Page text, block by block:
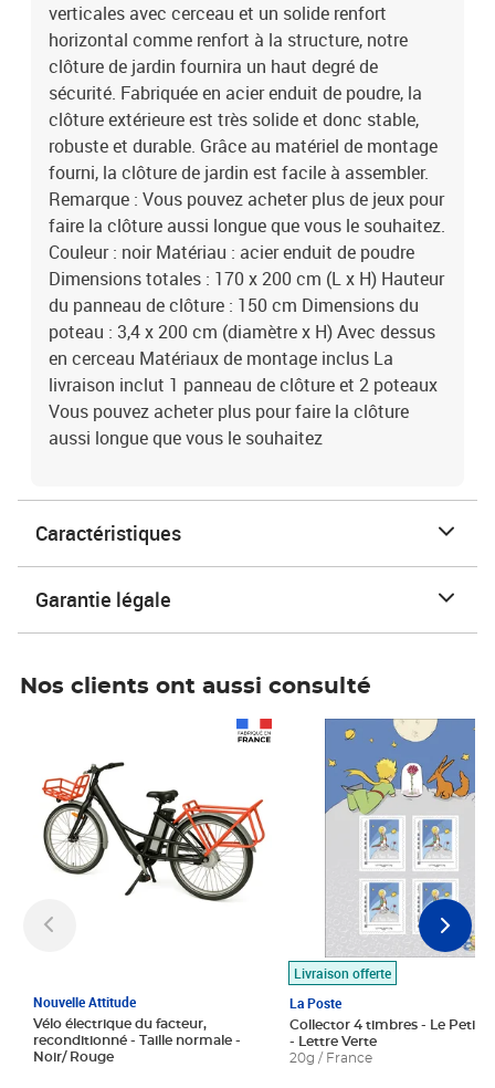
verticales avec cerceau et un solide renfort
horizontal comme renfort à la structure, notre
clôture de jardin fournira un haut degré de
sécurité. Fabriquée en acier enduit de poudre, la
clôture extérieure est très solide et donc stable,
robuste et durable. Grâce au matériel de montage
fourni, la clôture de jardin est facile à assembler.
Remarque : Vous pouvez acheter plus de jeux pour
faire la clôture aussi longue que vous le souhaitez.
Couleur : noir Matériau : acier enduit de poudre
Dimensions totales : 170 x 200 cm (L x H) Hauteur
du panneau de clôture : 150 cm Dimensions du
poteau : 3,4 x 200 cm (diamètre x H) Avec dessus
en cerceau Matériaux de montage inclus La
livraison inclut 1 panneau de clôture et 2 poteaux
Vous pouvez acheter plus pour faire la clôture
aussi longue que vous le souhaitez
Caractéristiques
Garantie légale
Nos clients ont aussi consulté
Nouvelle Attitude
Vélo électrique du facteur,
reconditionné - Taille normale -
Noir/ Rouge
Livraison offerte
La Poste
Collector 4 timbres - Le Petit
- Lettre Verte
20g / France
Prix 7,50€